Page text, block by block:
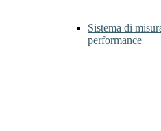
Sistema di
performance